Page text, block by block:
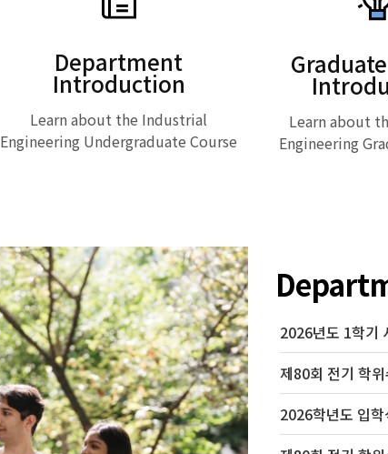
Department
Introduction
Learn about the Industrial
Engineering Undergraduate Course
Learn about
Engineering
2026학년도 입학